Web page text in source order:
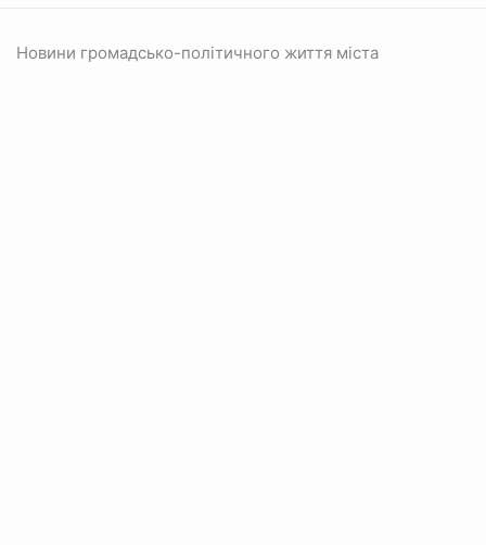
Новини громадсько-політичного життя міста